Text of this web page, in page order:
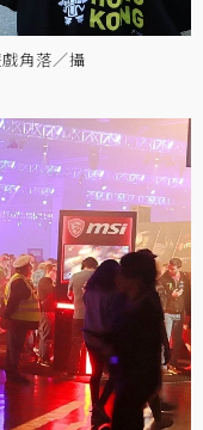
角落／攝